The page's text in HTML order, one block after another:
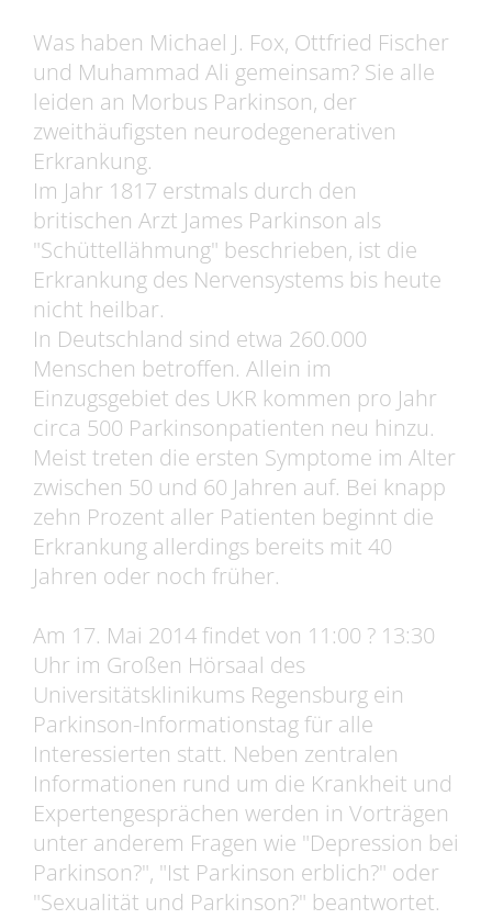
Was haben Michael J. Fox, Ottfried Fischer
und Muhammad Ali gemeinsam? Sie alle
leiden an Morbus Parkinson, der
zweithäufigsten neurodegenerativen
Erkrankung.
Im Jahr 1817 erstmals durch den
britischen Arzt James Parkinson als
"Schüttellähmung" beschrieben, ist die
Erkrankung des Nervensystems bis heute
nicht heilbar.
In Deutschland sind etwa 260.000
Menschen betroffen. Allein im
Einzugsgebiet des UKR kommen pro Jahr
circa 500 Parkinsonpatienten neu hinzu.
Meist treten die ersten Symptome im Alter
zwischen 50 und 60 Jahren auf. Bei knapp
zehn Prozent aller Patienten beginnt die
Erkrankung allerdings bereits mit 40
Jahren oder noch früher.
Am 17. Mai 2014 findet von 11:00 ? 13:30
Uhr im Großen Hörsaal des
Universitätsklinikums Regensburg ein
Parkinson-Informationstag für alle
Interessierten statt. Neben zentralen
Informationen rund um die Krankheit und
Expertengesprächen werden in Vorträgen
unter anderem Fragen wie "Depression bei
Parkinson?", "Ist Parkinson erblich?" oder
"Sexualität und Parkinson?" beantwortet.